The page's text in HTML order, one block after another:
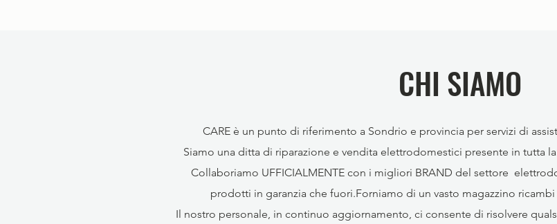
CHI SIAMO
CARE è un punto di riferimento a Sondrio e provincia per servizi di
Siamo una ditta di riparazione e vendita elettrodomestici presente in tutta
Collaboriamo UFFICIALMENTE con i migliori BRAND del settore
prodotti in garanzia che fuori.Forniamo di un vasto magazzino
Il nostro personale, in continuo aggiornamento, ci consente di risolvere